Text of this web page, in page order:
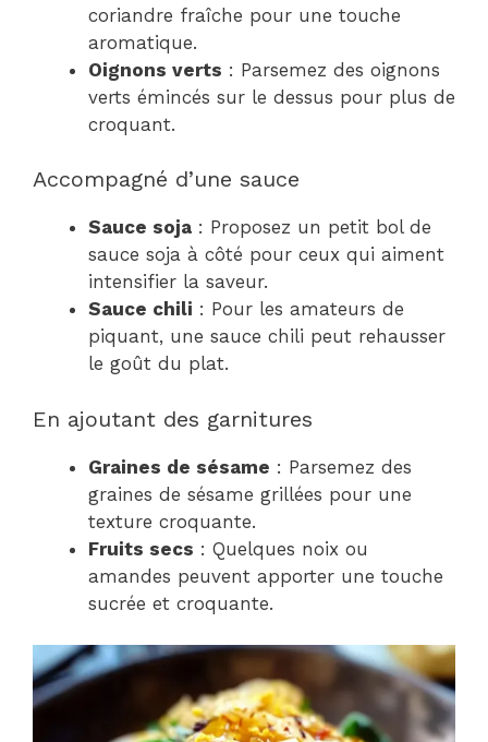
coriandre fraîche pour une touche
aromatique.
Oignons verts : Parsemez des oignons
verts émincés sur le dessus pour plus de
croquant.
Accompagné d’une sauce
Sauce soja : Proposez un petit bol de
sauce soja à côté pour ceux qui aiment
intensifier la saveur.
Sauce chili : Pour les amateurs de
piquant, une sauce chili peut rehausser
le goût du plat.
En ajoutant des garnitures
Graines de sésame : Parsemez des
graines de sésame grillées pour une
texture croquante.
Fruits secs : Quelques noix ou
amandes peuvent apporter une touche
sucrée et croquante.